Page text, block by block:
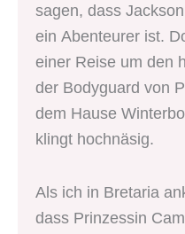
sagen, dass
ein Abenteurer ist.
einer Reise um den
der Bodyguard von
dem Hause
klingt hochnäsig.
Als ich in Bretaria
dass Prinzessin